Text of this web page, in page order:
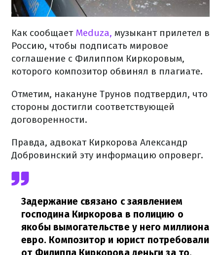
Как сообщаетMeduza, музыкант прилетел в
Россию, чтобы подписать мировое
соглашение с Филиппом Киркоровым,
которого композитор обвинял в плагиате.
Отметим, накануне Трунов подтвердил, что
стороны достигли соответствующей
договоренности.
Правда, адвокат Киркорова Александр
Добровинский эту информацию опроверг.
Задержание связано с заявлением
господина Киркорова в полицию о
якобы вымогательстве у него миллиона
евро. Композитор и юрист потребовали
от Филиппа Киркорова деньги за то,